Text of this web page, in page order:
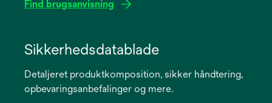
Find brugsanvisning
new
Sikkerhedsdatablade
Detaljeret produktkomposition, sikker håndtering,
opbevaringsanbefalinger og mere.